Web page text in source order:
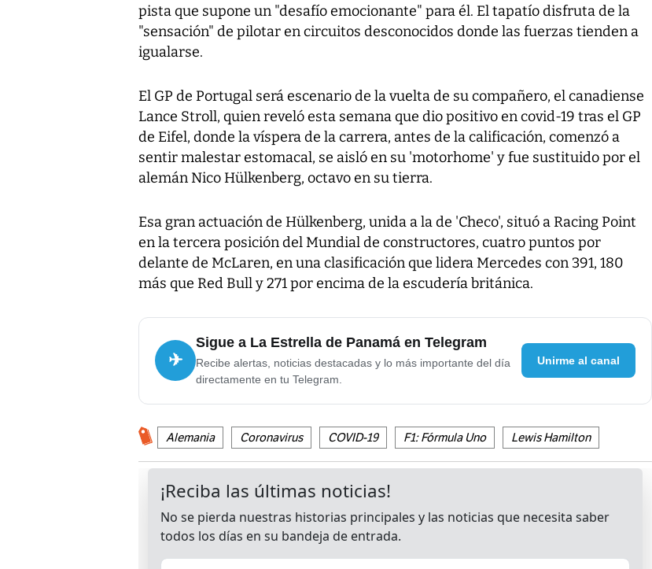
pista que supone un "desafío emocionante" para él. El tapatío disfruta de la
"sensación" de pilotar en circuitos desconocidos donde las fuerzas tienden a
igualarse.
El GP de Portugal será escenario de la vuelta de su compañero, el canadiense
Lance Stroll, quien reveló esta semana que dio positivo en covid-19 tras el GP
de Eifel, donde la víspera de la carrera, antes de la calificación, comenzó a
sentir malestar estomacal, se aisló en su 'motorhome' y fue sustituido por el
alemán Nico Hülkenberg, octavo en su tierra.
Esa gran actuación de Hülkenberg, unida a la de 'Checo', situó a Racing Point
en la tercera posición del Mundial de constructores, cuatro puntos por
delante de McLaren, en una clasificación que lidera Mercedes con 391, 180
más que Red Bull y 271 por encima de la escudería británica.
✈
Sigue a La Estrella de Panamá en Telegram
Recibe alertas, noticias destacadas y lo más importante del día
directamente en tu Telegram.
Unirme al canal
Alemania Coronavirus COVID-19 F1: Fórmula Uno Lewis Hamilton